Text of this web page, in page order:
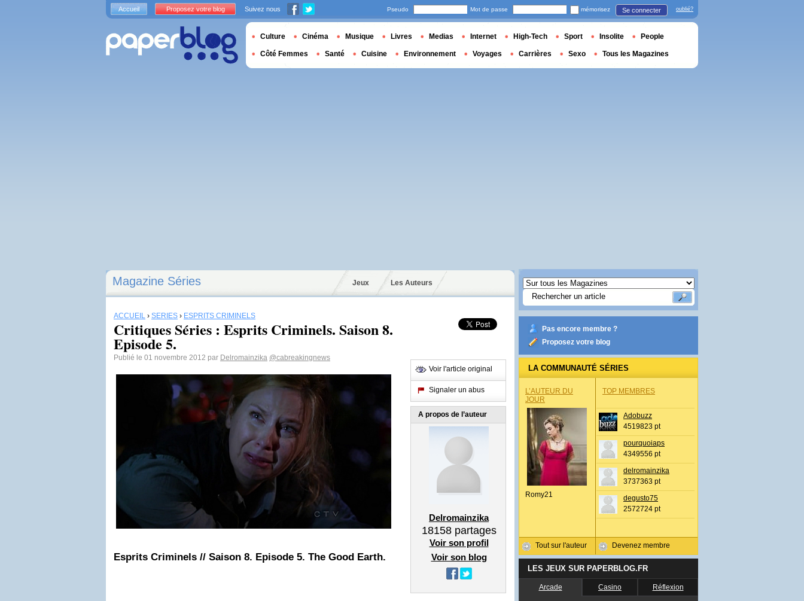
Magazine Séries Jeux Les Auteurs
ACCUEIL › SÉRIES › ESPRITS CRIMINELS
Critiques Séries : Esprits Criminels. Saison 8.
Episode 5.
Publié le 01 novembre 2012 par Delromainzika @cabreakingnews
Esprits Criminels // Saison 8. Episode 5. The Good Earth.
Voir l'article original
Signaler un abus
A propos de l’auteur
Delromainzika
18158partages
Voir son profil
Voir son blog
Pas encore membre ?
Proposez votre blog
LA COMMUNAUTÉ SÉRIES
L’AUTEUR DU
JOUR
Romy21
Tout sur l'auteur
TOP MEMBRES
Adobuzz
4519823 pt
pourquoiaps
4349556 pt
delromainzika
3737363 pt
degusto75
2572724 pt
Devenez membre
LES JEUX SUR PAPERBLOG.FR
Arcade Casino Réflexion
Accueil Proposez votre blog Suivez nous Pseudo Mot de passe mémorisez Se connecter oublié?
Culture Cinéma Musique Livres Medias Internet High-Tech Sport Insolite People
Côté Femmes Santé Cuisine Environnement Voyages Carrières Sexo Tous les Magazines